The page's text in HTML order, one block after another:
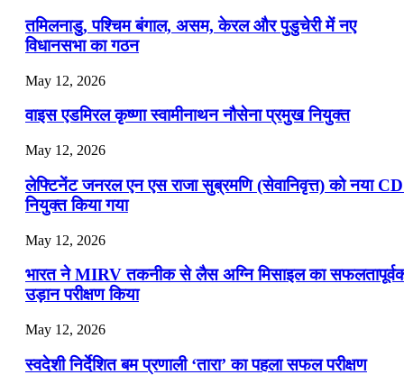
📝 डेली करेंट अफेयर्स: 16-18 जुलाई 2026
तमिलनाडु, पश्चिम बंगाल, असम, केरल और पुडुचेरी में नए
विधानसभा का गठन
May 12, 2026
वाइस एडमिरल कृष्णा स्वामीनाथन नौसेना प्रमुख नियुक्त
May 12, 2026
लेफ्टिनेंट जनरल एन एस राजा सुब्रमणि (सेवानिवृत्त) को नया
नियुक्त किया गया
May 12, 2026
भारत ने MIRV तकनीक से लैस अग्नि मिसाइल का
उड़ान परीक्षण किया
May 12, 2026
स्वदेशी निर्देशित बम प्रणाली ‘तारा’ का पहला सफल परीक्षण